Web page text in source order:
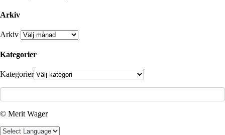
Arkiv
Arkiv
Kategorier
Kategorier
© Merit Wager